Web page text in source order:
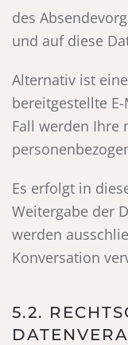
des
und auf diese
Alternativ ist
bereitgestellte
Fall werden Ihre
Es erfolgt in
Weitergabe der
werden
Konversation
5.2.